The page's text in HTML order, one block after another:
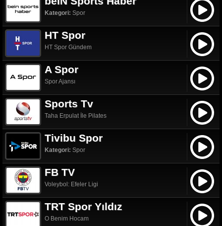
Kategori: Spor
HT Spor
HT Spor Gündem
A Spor
Spor Ajansı
Sports Tv
Taha Erpulat İle Pilates
Tivibu Spor
Kategori: Spor
FB TV
Voleybol: Efeler Ligi
TRT Spor Yıldız
O Benim Hocam